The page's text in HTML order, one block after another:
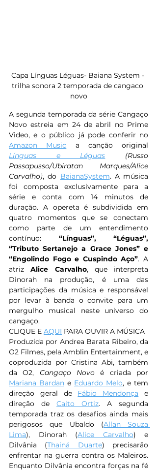
Capa Línguas Léguas- Baiana System -
trilha sonora 2 temporada de cangaco
novo
A segunda temporada da série Cangaço
Novo estreia em 24 de abril no Prime
Amazon Music
Línguas e Léguas (Russo
Passapusso/Ubiratan Marques/Alice
Carvalho), do BaianaSystem. A música
foi composta exclusivamente para a
série e conta com 14 minutos de
duração. A opereta é subdividida em
quatro momentos que se conectam
como parte de um entendimento
contínuo: “Línguas”, “Léguas”,
“Tributo Sertanejo a Grace Jones” e
“Engolindo Fogo e Cuspindo Aço”. A
atriz Alice Carvalho, que interpreta
Dinorah na produção, é uma das
participações da música e responsável
por levar à banda o convite para um
mergulho musical neste universo do
cangaço.
CLIQUE E AQUI PARA OUVIR A MÚSICA
Produzida por Andrea Barata Ribeiro, da
O2 Filmes, pela Amblin Entertainment, e
coproduzida por Cristina Abi, também
da O2, Cangaço Novo
Mariana Bardan e Eduardo Melo, e tem
direção geral de Fábio Mendonça e
direção de Caito Ortiz. A segunda
temporada traz os desafios ainda mais
perigosos que Ubaldo (Allan Souza
Lima), Dinorah (Alice Carvalho) e
Dilvânia (Thainá Duarte) precisarão
enfrentar na guerra contra os Maleiros.
Enquanto Dilvânia encontra forças na fé